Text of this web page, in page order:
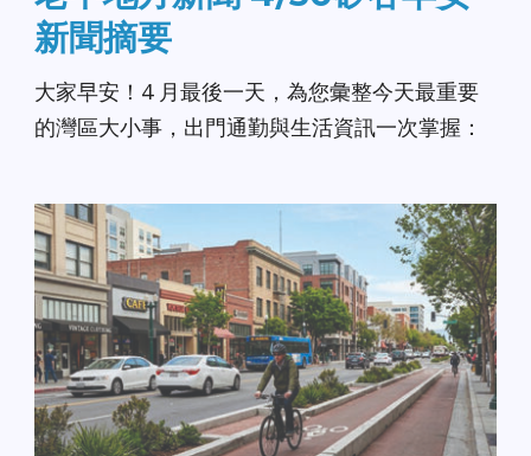
新聞摘要
大家早安！4 月最後一天，為您彙整今天最重要
的灣區大小事，出門通勤與生活資訊一次掌握：